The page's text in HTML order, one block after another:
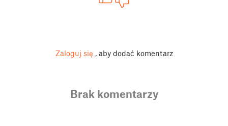
Zaloguj się , aby dodać komentarz
Brak komentarzy